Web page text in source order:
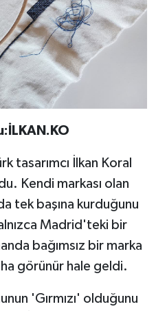
tasarımcı İlkan Koral
Kendi markası olan
tek başına kurduğunu
Madrid'teki bir
bağımsız bir marka
görünür hale geldi.
'Gırmızı' olduğunu